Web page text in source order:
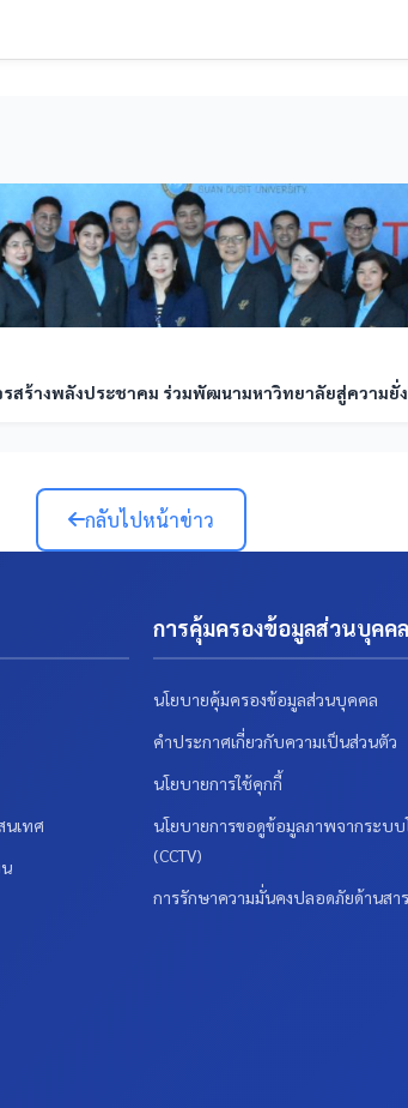
รสร้างพลังประชาคม ร่วมพัฒนามหาวิทยาลัยสู่ความ
กลับไปหน้าข่าว
นเทศ
การคุ้มครองข้อมูลส่วนบุคคล
นโยบายคุ้มครองข้อมูลส่วนบุคคล
คำประกาศเกี่ยวกับความเป็นส่วนตัว
นโยบายการใช้คุกกี้
นโยบายการขอดูข้อมูลภาพจากระบ
(CCTV)
การรักษาความมั่นคงปลอดภัยด้านสา